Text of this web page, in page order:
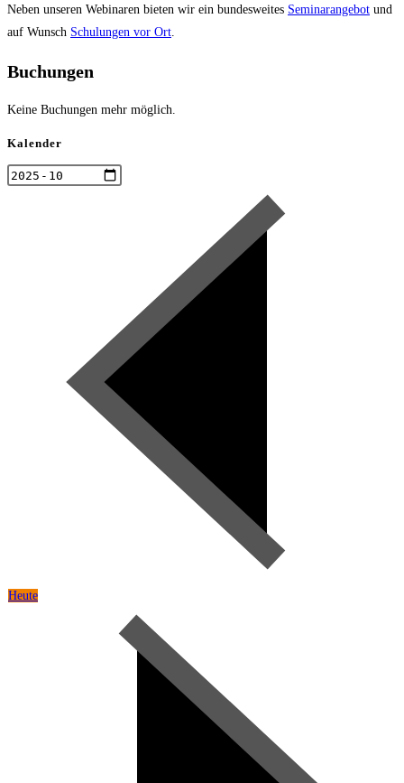
Neben unseren Webinaren bieten wir ein bundesweites Seminarangebot und
auf Wunsch Schulungen vor Ort.
Buchungen
Keine Buchungen mehr möglich.
Kalender
Heute